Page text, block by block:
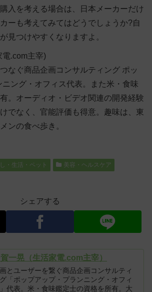
入を考える場合は、日本メーカーだけ
ーも考えてみてはどうでしょうか?自
見つけやすくなりますよ。
.com主宰)
なぐ商品企画コンサルティング ポッ
ング・オフィス代表。また米・食味
。オーディオ・ビデオ関連の開発経験
でなく、官能評価も得意。趣味は、東
ンの食べ歩き。
・生活・ペット
美容・ヘルスケア
シェアする
一晃（生活家電.com主宰）
とユーザーを繋ぐ商品企画コンサルティ
「ポップアップ・プランニング・オフィ
代表。米・食味鑑定士の資格を所有。大